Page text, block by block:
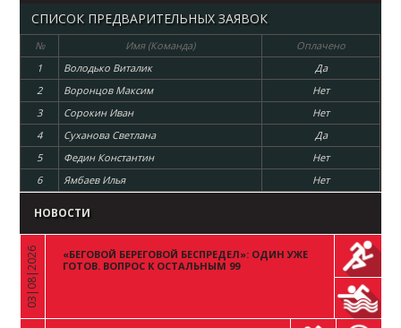
СПИСОК ПРЕДВАРИТЕЛЬНЫХ ЗАЯВОК
№ Имя (Команда)
Оплачено
1
Володько Виталик
Да
2
Воронцов Максим
Нет
3
Сорокин Иван
Нет
4
Суханова Светлана
Да
5
Федин Константин
Нет
6
Ямбаев Илья Нет
НОВОСТИ
«
03|08|2026
«БЕГОВОЙ БЕРЕГОВОЙ БЕСПРЕДЕЛ»: ОДИН УЖЕ
ГОТОВ. ВОПРОС К ОСТАЛЬНЫМ 99